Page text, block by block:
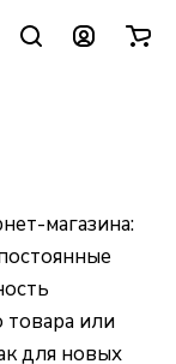
магазина:
товара или
для новых